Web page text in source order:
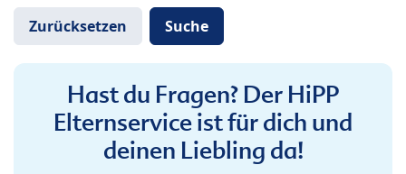
Hast du Fragen? Der HiPP
Elternservice ist für dich und
deinen Liebling da!